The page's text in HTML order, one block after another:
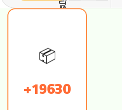
📦
19630+